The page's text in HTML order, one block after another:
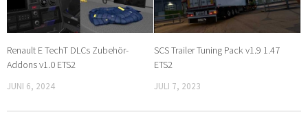
Renault E TechT DLCs Zubehör-
Addons v1.0 ETS2
JUNI 6, 2024
SCS Trailer Tuning Pack v1.9 1.47
ETS2
JULI 7, 2023